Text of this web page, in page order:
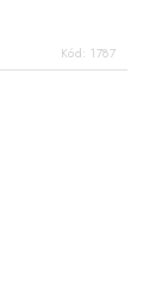
Kód: 1787